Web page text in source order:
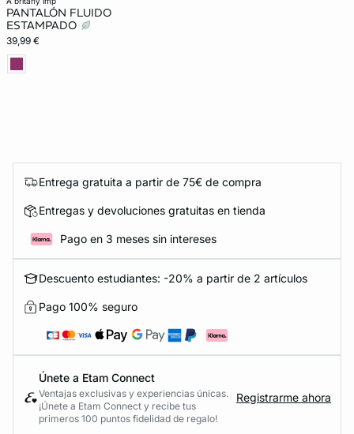
PANTALÓN FLUIDO
ESTAMPADO
39,99 €
Entrega gratuita a partir de 75€ de compra
Entregas y devoluciones gratuitas en tienda
Pago en 3 meses sin intereses
Descuento estudiantes: -20% a partir de 2 artículos
Pago 100% seguro
Únete a Etam Connect
Ventajas exclusivas y experiencias únicas.
¡Únete a Etam Connect y recibe tus
primeros 100 puntos fidelidad de regalo!
Registrarme ahora